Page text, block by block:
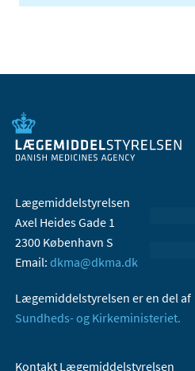
Lægemiddelstyrelsen
Axel Heides Gade 1
2300 København S
Email: dkma@dkma.dk
Lægemiddelstyrelsen er en del af
Sundheds- og Kirkeministeriet.
Kontakt Lægemiddelstyrelsen